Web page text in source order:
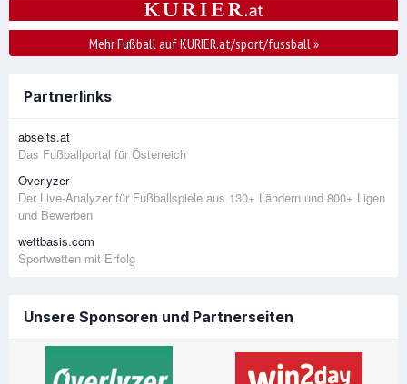
Mehr Fußball auf KURIER.at/sport/fussball»
Partnerlinks
abseits.at
Das Fußballportal für Österreich
Overlyzer
Der Live-Analyzer für Fußballspiele aus 130+ Ländern und 800+ Ligen
und Bewerben
wettbasis.com
Sportwetten mit Erfolg
Unsere Sponsoren und Partnerseiten